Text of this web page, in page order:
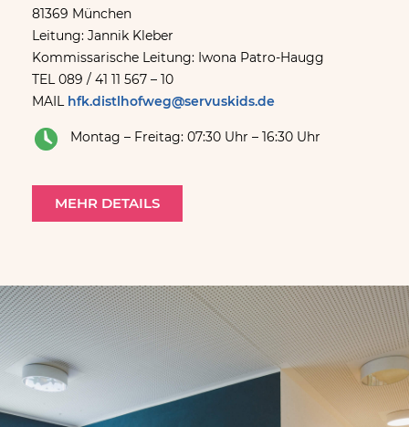
81369 München
Leitung: Jannik Kleber
Kommissarische Leitung: Iwona Patro-Haugg
TEL 089 / 41 11 567 – 10
MAIL hfk.distlhofweg@servuskids.de
Montag – Freitag: 07:30 Uhr – 16:30 Uhr
MEHR DETAILS